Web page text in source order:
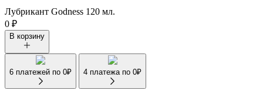
Лубрикант Godness 120 мл.
0 ₽
В корзину
6 платежей по 0₽ 4 платежа по 0₽